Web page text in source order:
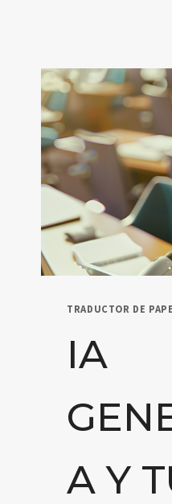
TRADUCTOR DE
IA
A Y